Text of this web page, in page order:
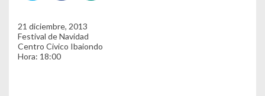
21 diciembre, 2013
Festival de Navidad
Centro Civico Ibaiondo
Hora: 18:00